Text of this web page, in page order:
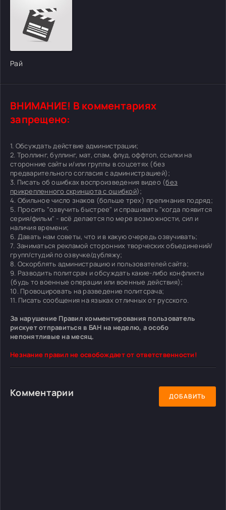
Рай
ВНИМАНИЕ! В комментариях
запрещено:
1. Обсуждать действие администрации;
2. Троллинг, буллинг, мат, спам, флуд, оффтоп, ссылки на
сторонние сайты и/или группы в соцсетях (без
предварительного согласия с администрацией);
3. Писать об ошибках воспроизведения видео (без
прикрепленного скриншота с ошибкой);
4. Обильное число знаков (больше трех) препинания подряд;
5. Просить "озвучить быстрее" и спрашивать "когда появится
серия/фильм" - всё делается по мере возможности, сил и
наличия времени;
6. Давать нам советы, что и в какую очередь озвучивать;
7. Заниматься рекламой сторонних творческих объединений/
групп/студий по озвучке/дубляжу;
8. Оскорблять администрацию и пользователей сайта;
9. Разводить политсрач и обсуждать какие-либо конфликты
(будь то военные операции или военные действия);
10. Провоцировать на разведение политсрача;
11. Писать сообщения на языках отличных от русского.
За нарушение Правил комментирования пользователь
рискует отправиться в БАН на неделю, а особо
непонятливые на месяц.
Незнание правил не освобождает от ответственности!
Комментарии ДОБАВИТЬ